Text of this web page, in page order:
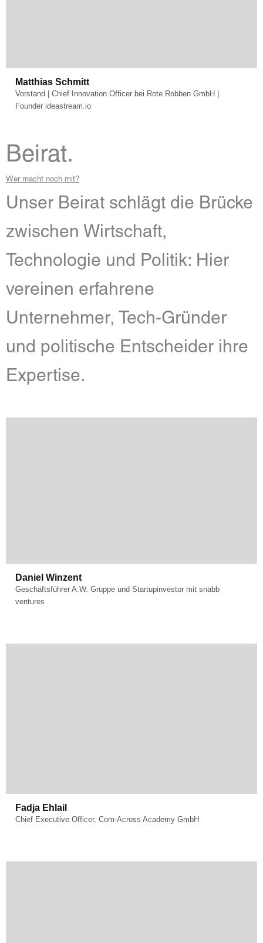
Matthias Schmitt
Vorstand | Chief Innovation Officer bei Rote Robben GmbH |
Founder ideastream.io
Beirat.
Wer macht noch mit?
Unser Beirat schlägt die Brücke
zwischen Wirtschaft,
Technologie und Politik: Hier
vereinen erfahrene
Unternehmer, Tech-Gründer
und politische Entscheider ihre
Expertise.
Fachgebiet:Startups
Daniel Winzent
Geschäftsführer A.W. Gruppe und Startupinvestor mit snabb
ventures
Fachgebiet:New Work & Diversity
Fadja Ehlail
Chief Executive Officer, Com-Across Academy GmbH